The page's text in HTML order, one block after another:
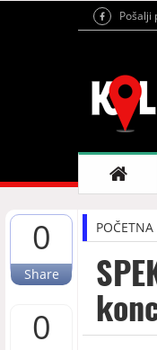
Pošalji
0
Share
0
POČETNA